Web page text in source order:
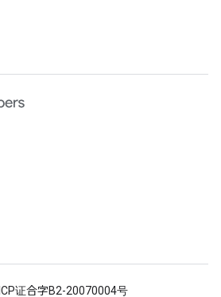
ICP证合字B2-20070004号